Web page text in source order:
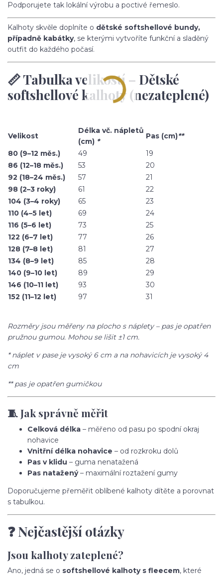
Podporujete tak lokální výrobu a poctivé řemeslo.
Kalhoty skvěle doplníte o dětské softshellové bundy,
případně kabátky, se kterými vytvoříte funkční a sladěný
outfit do každého počasí.
📏 Tabulka velikostí – Dětské
softshellové kalhoty (nezateplené)
Velikost
Délka vč. nápletů
(cm) *
Pas (cm)**
80 (9–12 měs.)
49
19
86 (12–18 měs.)
53
20
92 (18–24 měs.)
57
21
98 (2–3 roky)
61
22
104 (3–4 roky)
65
23
110 (4–5 let)
69
24
116 (5–6 let)
73
25
122 (6–7 let)
77
26
128 (7–8 let)
81
27
134 (8–9 let)
85
28
140 (9–10 let)
89
29
146 (10–11 let)
93
30
152 (11–12 let)
97 31
Rozměry jsou měřeny na plocho s náplety – pas je opatřen
pružnou gumou. Mohou se lišit ±1 cm.
* náplet v pase je vysoký 6 cm a na nohavicích je vysoký 4
cm
** pas je opatřen gumičkou
🧵 Jak správně měřit
Celková délka – měřeno od pasu po spodní okraj
nohavice
Vnitřní délka nohavice – od rozkroku dolů
Pas v klidu – guma nenatažená
Pas natažený– maximální roztažení gumy
Doporučujeme přeměřit oblíbené kalhoty dítěte a porovnat
s tabulkou.
❓ Nejčastější otázky
Jsou kalhoty zateplené?
Ano, jedná se o softshellové kalhoty s fleecem, které